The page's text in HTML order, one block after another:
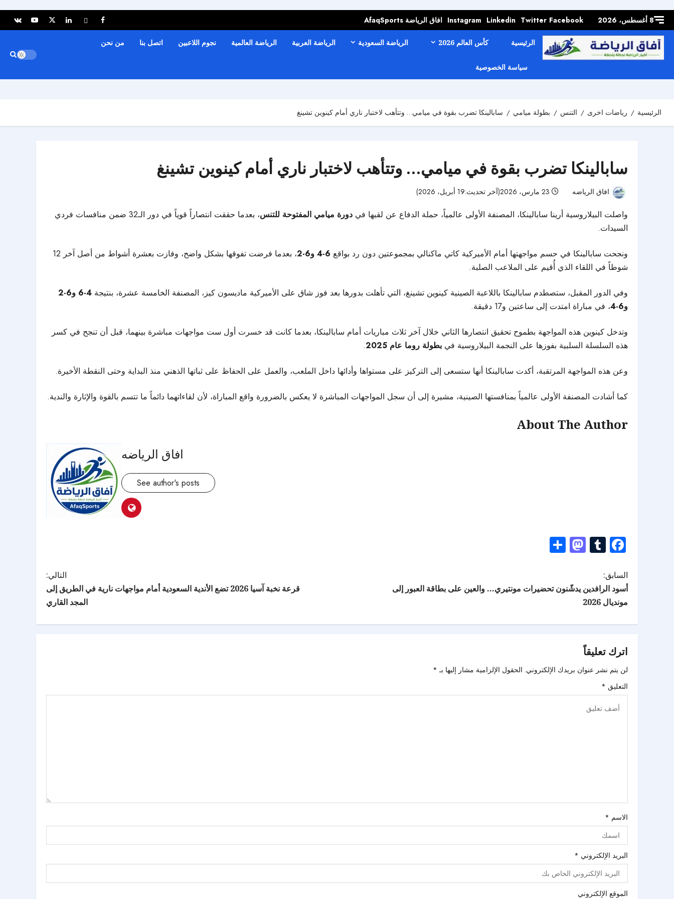
content8 أغسطس، 2026 Facebook
Twitter
Linkedin
Instagram افاق الرياضة AfaqSports
الرئيسية كأس العالم 2026 الرياضة السعودية الرياضة العربية الرياضة العالمية نجوم اللاعبين اتصل بنا من نحن
سياسة الخصوصية
الرئيسية رياضات اخرى التنس بطولة ميامي سابالينكا تضرب بقوة في ميامي… وتتأهب لاختبار ناري أمام كينوين تشينغ
سابالينكا تضرب بقوة في ميامي… وتتأهب لاختبار ناري أمام كينوين تشينغ
افاق الرياضه
واصلت البيلاروسية أرينا سابالينكا، المصنفة الأولى عالمياً، حملة الدفاع عن لقبها في دورة ميامي المفتوحة للتنس
، بعدما حققت انتصاراً قوياً في دور الـ32 ضمن منافسات فردي
السيدات.
ونجحت سابالينكا في حسم مواجهتها أمام الأميركية كاتي ماكنالي بمجموعتين دون رد بواقع 6-4 و6-2
، بعدما فرضت تفوقها بشكل واضح، وفازت بعشرة أشواط من أصل آخر 12
شوطاً في اللقاء الذي أُقيم على الملاعب الصلبة.
وفي الدور المقبل، ستصطدم سابالينكا باللاعبة الصينية كينوين تشينغ، التي تأهلت بدورها بعد فوز شاق على الأميركية ماديسون كيز، المصنفة الخامسة عشرة، بنتيجة
4-6 و6-2
و6-4
، في مباراة امتدت إلى ساعتين و17 دقيقة.
وتدخل كينوين هذه المواجهة بطموح تحقيق انتصارها الثاني خلال آخر ثلاث مباريات أمام سابالينكا، بعدما كانت قد خسرت أول ست مواجهات مباشرة بينهما، قبل أن تنجح في كسر
هذه السلسلة السلبية بفوزها على النجمة البيلاروسية في بطولة روما عام 2025 .
وعن هذه المواجهة المرتقبة، أكدت سابالينكا أنها ستسعى إلى التركيز على مستواها وأدائها داخل الملعب، والعمل على الحفاظ على ثباتها الذهني منذ البداية وحتى النقطة الأخيرة.
كما أشادت المصنفة الأولى عالمياً بمنافستها الصينية، مشيرة إلى أن سجل المواجهات المباشرة لا يعكس بالضرورة واقع المباراة، لأن لقاءاتهما دائماً ما تتسم بالقوة والإثارة والندية.
About The Author
افاق الرياضه
See author's posts
Facebook
Tumblr
Mastodon
السابق:
أسود الرافدين يدشّنون تحضيرات مونتيري… والعين على بطاقة العبور إلى
مونديال 2026
التالي:
قرعة نخبة آسيا 2026 تضع الأندية السعودية أمام مواجهات نارية في الطريق إلى
المجد القاري
اترك تعليقاً
لن يتم نشر عنوان بريدك الإلكتروني. الحقول الإلزامية مشار إليها بـ *
التعليق *
الاسم *
البريد الإلكتروني *
الموقع الإلكتروني